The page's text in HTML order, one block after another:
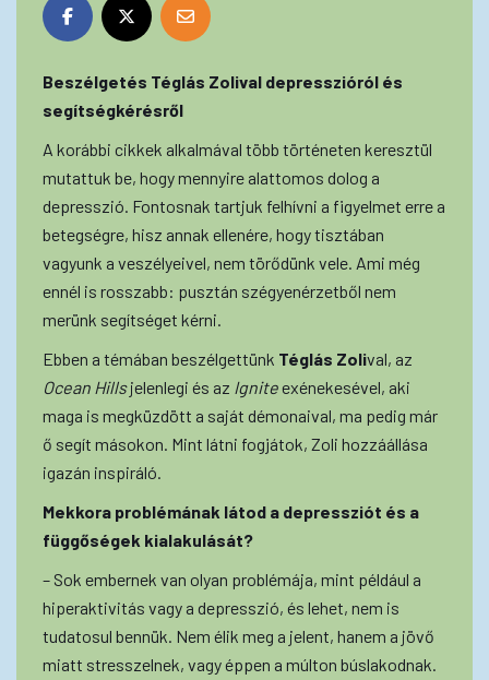
Beszélgetés Téglás Zolival depresszióról és
segítségkérésről
A korábbi cikkek alkalmával több történeten keresztül
mutattuk be, hogy mennyire alattomos dolog a
depresszió. Fontosnak tartjuk felhívni a figyelmet erre a
betegségre, hisz annak ellenére, hogy tisztában
vagyunk a veszélyeivel, nem törődünk vele. Ami még
ennél is rosszabb: pusztán szégyenérzetből nem
merünk segítséget kérni.
Ebben a témában beszélgettünk Téglás Zolival, az
Ocean Hillsjelenlegi és az Igniteexénekesével, aki
maga is megküzdött a saját démonaival, ma pedig már
ő segít másokon. Mint látni fogjátok, Zoli hozzáállása
igazán inspiráló.
Mekkora problémának látod a depressziót és a
függőségek kialakulását?
– Sok embernek van olyan problémája, mint például a
hiperaktivitás vagy a depresszió, és lehet, nem is
tudatosul bennük. Nem élik meg a jelent, hanem a jövő
miatt stresszelnek, vagy éppen a múlton búslakodnak.